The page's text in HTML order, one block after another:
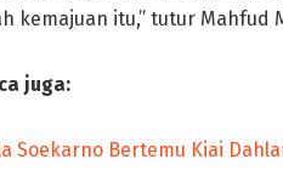
kemajuan itu,” tutur Mahfud
juga:
Soekarno Bertemu Kiai